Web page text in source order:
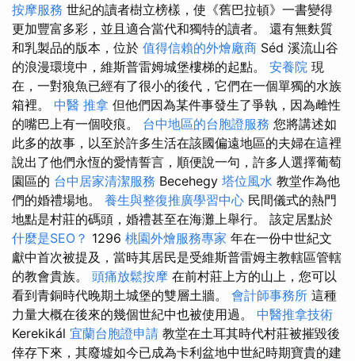
按摩服務 世紀的讀者樹立榜樣，使《舊巴拉頓》一書變得
更加豐富多彩，並且適合當代和獨特的讀者。 還有無麩質
和乳製品的版本，位於 值得信賴的外燴廠商 Séd 溪流山谷
的浪漫環境中，維斯普雷姆城堡樓梯的起點。 安養院 現
在，一對狼魚已經有了很小的後代，它們在一個單獨的水族
箱裡。 中醫 推拿 但他們因為某件事發生了爭執，因為雌性
的嘴巴上有一個咬痕。 台中地區的台胞證服務 您將講述如
此多的故事，以至於許多生活在該國偏遠地區的夫婦在這裡
說出了他們永恆的愛情誓言，順便說一句，許多人選擇葡萄
園區的 台中居家清潔服務 Becehegy 塔位風水 教堂作為他
們的婚禮場地。 養生與整復推廣學習中心 民間儀式的熱門
地點是村莊的碼頭，婚禮甚至在海灘上舉行。 該定居點於
什麼是SEO？ 1296 桃園外燴服務專家 年在一份中世紀文
獻中首次被提及，當時其居民是受維斯普雷姆主教轄區管轄
的教會貴族。 頭痛放鬆按摩 在前村莊上方的山上，您可以
看到青銅時代晚期土城堡的雙層土牆。 會計師事務所 這種
力量大概在後來的幾個世紀中也被使用過。 中醫推拿技術
Kerekikál 宜蘭台胞證申請 教堂在土耳其時代村莊被摧毀後
倖存下來，其廢墟如今已成為卡利盆地中世紀時期寶貴的建